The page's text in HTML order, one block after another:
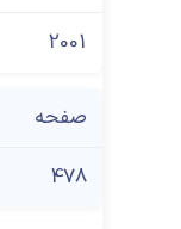
2001
صفحه
478